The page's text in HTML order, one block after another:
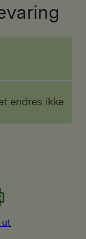
endres ikke
ut